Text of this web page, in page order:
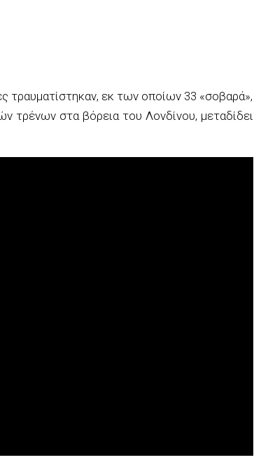
τραυματίστηκαν, εκ των οποίων 33 «σοβαρά»,
τρένων στα βόρεια του Λονδίνου, μεταδίδει